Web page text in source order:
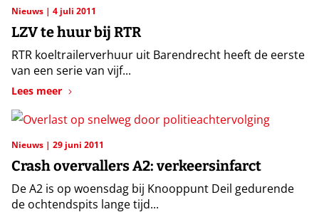
Nieuws 4 juli 2011
LZV te huur bij RTR
RTR koeltrailerverhuur uit Barendrecht heeft de eerste
van een serie van vijf...
Lees meer
Nieuws 29 juni 2011
Crash overvallers A2: verkeersinfarct
De A2 is op woensdag bij Knooppunt Deil gedurende
de ochtendspits lange tijd...